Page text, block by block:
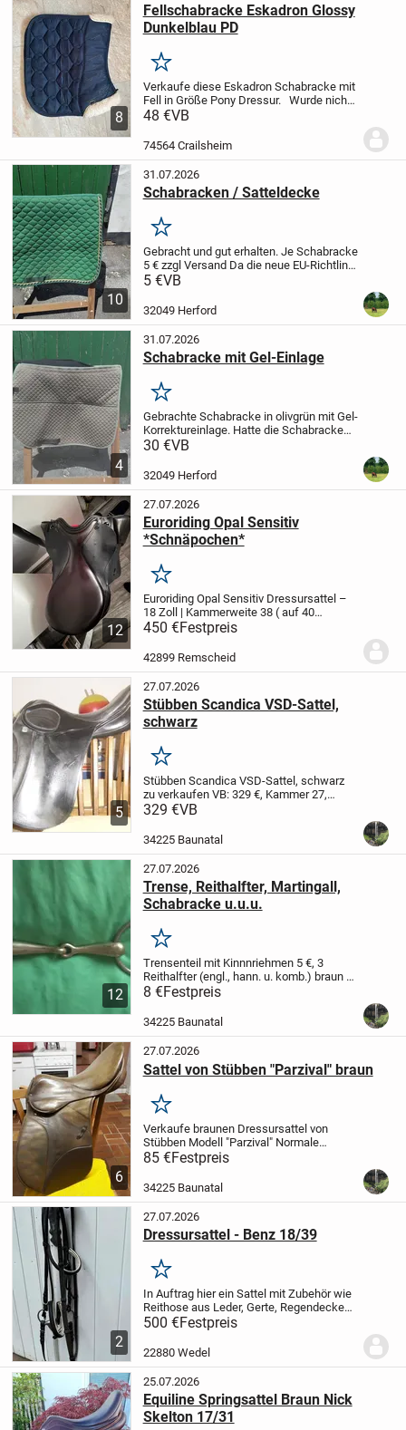
8
Fellschabracke Eskadron Glossy
Dunkelblau PD
Merken
Verkaufe diese Eskadron Schabracke mit
Fell in Größe Pony Dressur.
Wurde nicht
so oft genutzt und so gut es geht geputzt.
Privatverkauf keine Garantie,...
48 €VB
74564 Crailsheim
10
31.07.2026
Schabracken / Satteldecke
Merken
Gebracht und gut erhalten. Je Schabracke
5 € zzgl Versand Da die neue EU-Richtlinie
jetzt 1 Jahr Gewährleistung auch für
Verkäufer es nicht ausschließt...
5 €VB
32049 Herford
4
31.07.2026
Schabracke mit Gel-Einlage
Merken
Gebrachte Schabracke in olivgrün mit Gel-
Korrektureinlage. Hatte die Schabracke
unter einem VSD Sattel mit 17 und 18
vorhanden. Da die neue EU-Richtlinie...
30 €VB
32049 Herford
12
27.07.2026
Euroriding Opal Sensitiv
*Schnäpochen*
Merken
Euroriding Opal Sensitiv Dressursattel –
18 Zoll | Kammerweite 38 ( auf 40
veränderbar) Ich verkaufe meinen
gepflegten Euroriding Opal Sensitiv
Dressursattel in der Farbe Schwarz.
450 €Festpreis
42899 Remscheid
5
27.07.2026
Stübben Scandica VSD-Sattel,
schwarz
Merken
Stübben Scandica VSD-Sattel, schwarz
zu verkaufen VB: 329 €, Kammer 27,
Sitzfläche 17,5 Zoll
Beide Sättel sind in einem guten...
329 €VB
34225 Baunatal
12
27.07.2026
Trense, Reithalfter, Martingall,
Schabracke u.u.u.
Merken
Trensenteil mit Kinnnriehmen 5 €, 3
Reithalfter (engl., hann. u. komb.) braun 5
€, Martingall (braun) 10 €,
für Turnier 5 €
weiß, Springen, bordeaux...
8 €Festpreis
34225 Baunatal
6
27.07.2026
Sattel von Stübben "Parzival" braun
Merken
Verkaufe braunen Dressursattel von
Stübben Modell "Parzival" Normale
Sitzfläche, Kammer 30,5
Sattelblätter wurden vom Sattler
teilerneuert
85 €Festpreis
34225 Baunatal
2
27.07.2026
Dressursattel - Benz 18/39
Merken
In Auftrag hier ein Sattel mit Zubehör wie
Reithose aus Leder, Gerte, Regendecke
und Putzkasten.Der Sattel ist inklusive
zwei Satteldecken, Steigbügeln, Gurten
sowie einem Sattelhalter.
500 €Festpreis
22880 Wedel
25.07.2026
Equiline Springsattel Braun Nick
Skelton 17/31